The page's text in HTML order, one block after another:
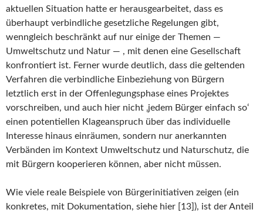
aktuellen Situation hatte er herausgearbeitet, dass es
überhaupt verbindliche gesetzliche Regelungen gibt,
wenngleich beschränkt auf nur einige der Themen —
Umweltschutz und Natur — , mit denen eine Gesellschaft
konfrontiert ist. Ferner wurde deutlich, dass die geltenden
Verfahren die verbindliche Einbeziehung von Bürgern
letztlich erst in der Offenlegungsphase eines Projektes
vorschreiben, und auch hier nicht ‚jedem Bürger einfach so‘
einen potentiellen Klageanspruch über das individuelle
Interesse hinaus einräumen, sondern nur anerkannten
Verbänden im Kontext Umweltschutz und Naturschutz, die
mit Bürgern kooperieren können, aber nicht müssen.
Wie viele reale Beispiele von Bürgerinitiativen zeigen (ein
konkretes, mit Dokumentation, siehe hier [13]), ist der Anteil